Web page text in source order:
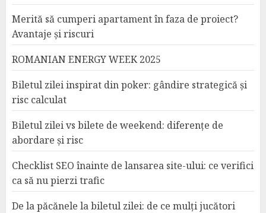
Merită să cumperi apartament în faza de proiect?
Avantaje și riscuri
ROMANIAN ENERGY WEEK 2025
Biletul zilei inspirat din poker: gândire strategică și
risc calculat
Biletul zilei vs bilete de weekend: diferențe de
abordare și risc
Checklist SEO înainte de lansarea site-ului: ce verifici
ca să nu pierzi trafic
De la păcănele la biletul zilei: de ce mulți jucători